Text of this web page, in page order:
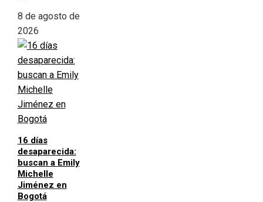
8 de agosto de
2026
16 días
desaparecida:
buscan a Emily
Michelle
Jiménez en
Bogotá